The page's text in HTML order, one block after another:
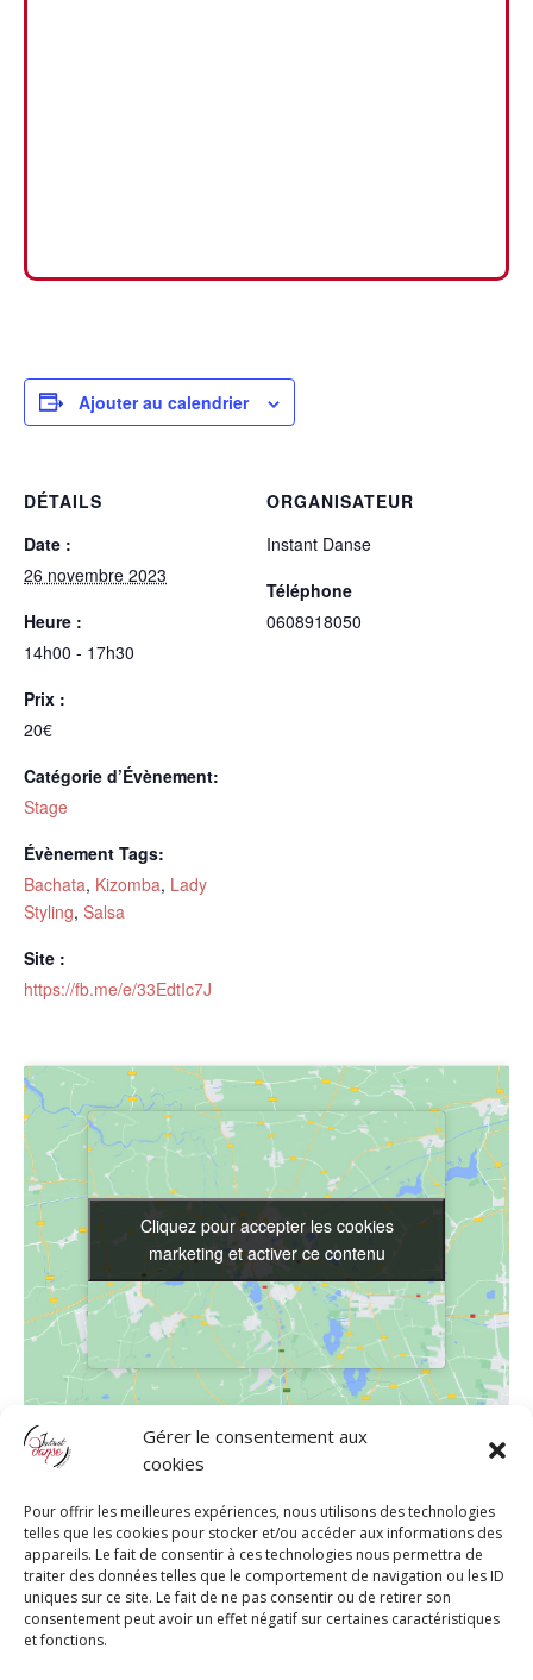
Gérer le consentement aux
cookies
Pour offrir les meilleures expériences, nous utilisons des technologies
telles que les cookies pour stocker et/ou accéder aux informations des
appareils. Le fait de consentir à ces technologies nous permettra de
traiter des données telles que le comportement de navigation ou les ID
uniques sur ce site. Le fait de ne pas consentir ou de retirer son
consentement peut avoir un effet négatif sur certaines caractéristiques
et fonctions.
Ajouter au calendrier
DÉTAILS
Date :
26 novembre 2023
Heure :
14h00 - 17h30
Prix :
20€
Catégorie d’Évènement:
Stage
Évènement Tags:
Bachata, Kizomba, Lady
Styling, Salsa
Site :
https://fb.me/e/33EdtIc7J
ORGANISATEUR
Instant Danse
Téléphone
0608918050
LIEU
Le Galaxie, 1645 Route de la Légion
Aubagne 13400 France + Google Map
Cliquez pour accepter les cookies
marketing et activer ce contenu
Cliquez pour accepter les cookies
marketing et activer ce contenu
Moxy SBK Party by Instant Danse